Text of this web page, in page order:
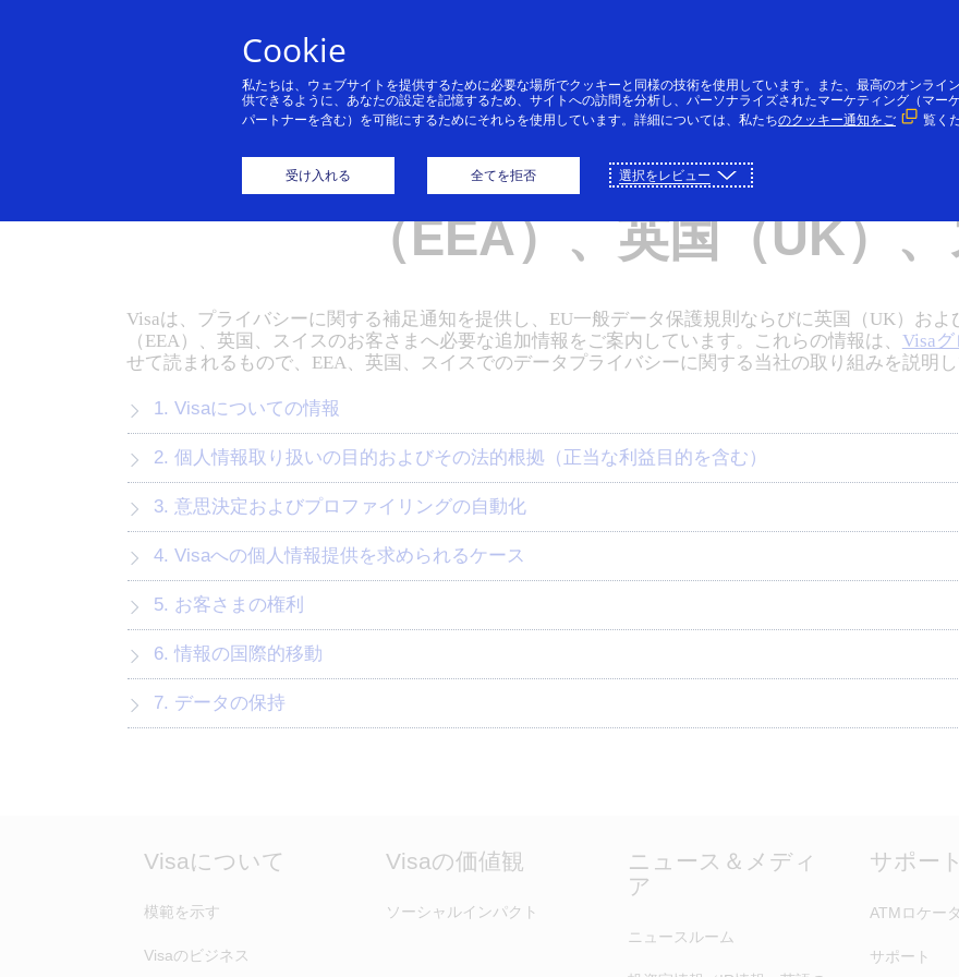
個人のお客様 法人・個人事業主のお客様
重要なお知らせ：欧州経
（EEA）、英国（UK）
Visaは、プライバシーに関する補足通知を提供し、EU一般データ保護規則ならびに英国（UK）お
（EEA）、英国、スイスのお客さまへ必要な追加情報をご案内しています。これらの情報は、 Visa
せて読まれるもので、EEA、英国、スイスでのデータプライバシーに関する当社の取り組みを説明し
1. Visaについての情報
2. 個人情報取り扱いの目的およびその法的根拠（正当な利益目的を含む）
3. 意思決定およびプロファイリングの自動化
4. Visaへの個人情報提供を求められるケース
5. お客さまの権利
6. 情報の国際的移動
7. データの保持
Visaについて
模範を示す
Visaのビジネス
Visaの価値観
ソーシャルインパクト
ニュース＆メディ
ア
ニュースルーム
サポート
ATMロケー
サポート
Cookie
私たちは、ウェブサイトを提供するために必要な場所でクッキーと同様の技術を使用しています。また、最高のオンライ
供できるように、あなたの設定を記憶するため、サイトへの訪問を分析し、パーソナライズされたマーケティング（マー
パートナーを含む）を可能にするためにそれらを使用しています。詳細については、私たちのクッキー通知をご 覧く
受け入れる 全てを拒否 選択をレビュー